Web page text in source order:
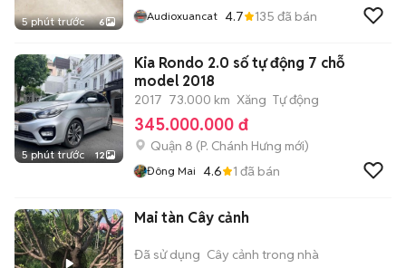
5 phút trước 6 Audioxuancat 4.7 135 đã bán
5 phút trước 12
Kia Rondo 2.0 số tự động 7 chỗ
model 2018
2017 73.000 km Xăng Tự động
345.000.000 đ
Quận 8 (P. Chánh Hưng mới)
Đông Mai 4.6 1 đã bán
Mai tàn Cây cảnh
Đã sử dụng Cây cảnh trong nhà